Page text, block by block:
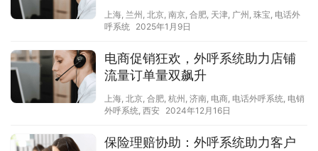
上海, 兰州 , 北京, 南京, 合肥, 天津, 广州 , 珠宝, 电话外
呼系统 2025年1月9日
电商促销狂欢，外呼系统助力店铺
流量订单量双飙升
上海, 北京, 合肥, 杭州 , 济南, 电商, 电话外呼系统, 电销
外呼系统, 西安 2024年12月16日
保险理赔协助：外呼系统助力客户